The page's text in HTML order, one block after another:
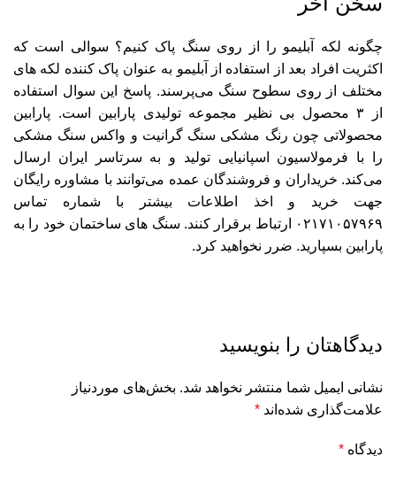
چگونه لکه آبلیمو را از روی سنگ پاک کنیم؟ سوالی است که
اکثریت افراد بعد از استفاده از آبلیمو به عنوان پاک کننده لکه های
مختلف از روی سطوح سنگ می‌پرسند. پاسخ این سوال استفاده
از ۳ محصول بی نظیر
مجموعه تولیدی پارابین است. پارابین
محصولاتی چون رنگ مشکی سنگ گرانیت و واکس سنگ مشکی
را با فرمولاسیون اسپانیایی تولید و به سرتاسر ایران ارسال
می‌کند. خریداران و فروشندگان عمده می‌توانند با مشاوره رایگان
جهت خرید و اخذ اطلاعات بیشتر با شماره تماس
۰۲۱۷۱۰۵۷۹۶۹
ارتباط برقرار کنند. سنگ های ساختمان خود را به
پارابین بسپارید. ضرر نخواهید کرد.
دیدگاهتان را بنویسید
نشانی ایمیل شما منتشر نخواهد شد. بخش‌های موردنیاز
علامت‌گذاری شده‌اند *
دیدگاه *